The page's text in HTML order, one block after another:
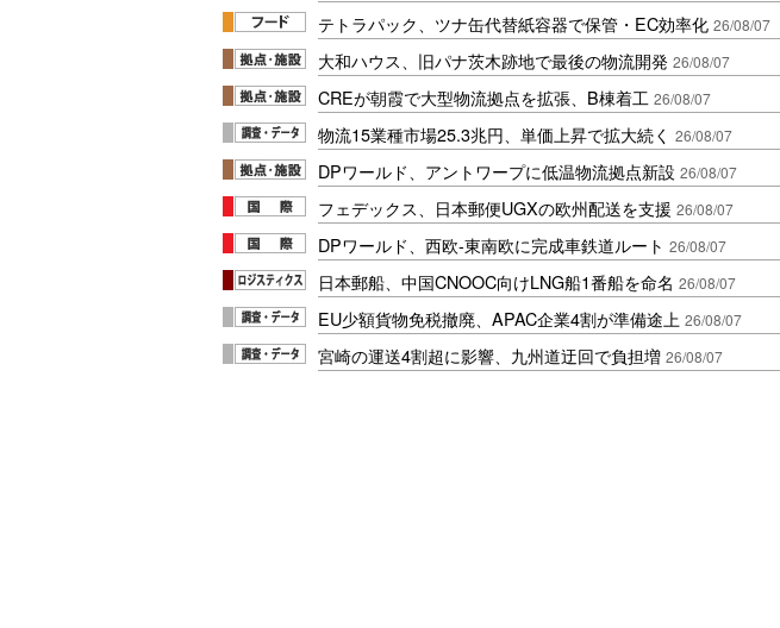
テトラパック、ツナ缶代替紙容器で保管・EC効率化 26/08/07
大和ハウス、旧パナ茨木跡地で最後の物流開発 26/08/07
CREが朝霞で大型物流拠点を拡張、B棟着工 26/08/07
物流15業種市場25.3兆円、単価上昇で拡大続く 26/08/07
DPワールド、アントワープに低温物流拠点新設 26/08/07
フェデックス、日本郵便UGXの欧州配送を支援 26/08/07
DPワールド、西欧-東南欧に完成車鉄道ルート 26/08/07
日本郵船、中国CNOOC向けLNG船1番船を命名 26/08/07
EU少額貨物免税撤廃、APAC企業4割が準備途上 26/08/07
宮崎の運送4割超に影響、九州道迂回で負担増 26/08/07